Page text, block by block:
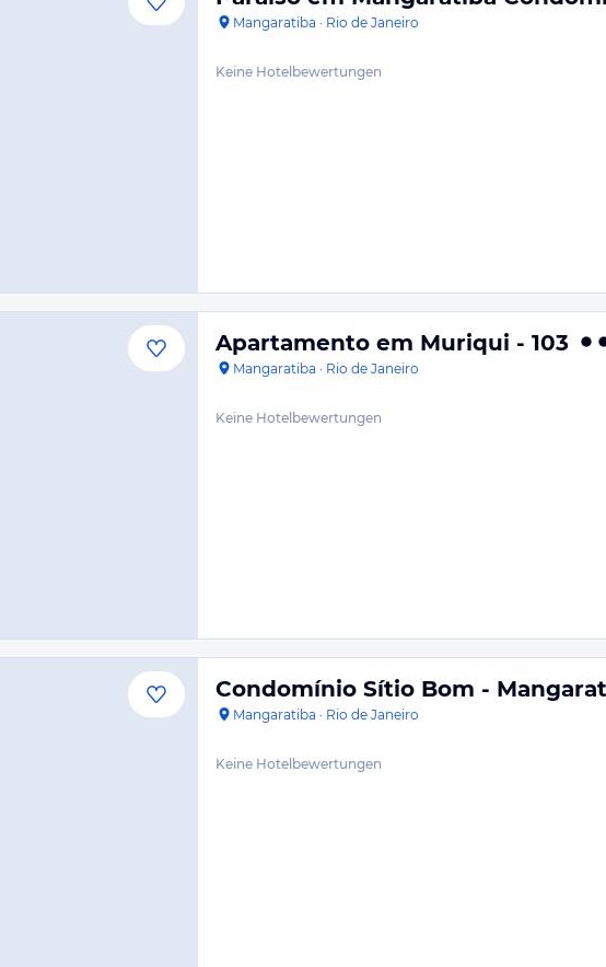
Mangaratiba · Rio de Janeiro
Keine Hotelbewertungen
Apartamento em Muriqui - 103
Mangaratiba · Rio de Janeiro
Keine Hotelbewertungen
Condomínio Sítio Bom -
Mangaratiba · Rio de Janeiro
Keine Hotelbewertungen